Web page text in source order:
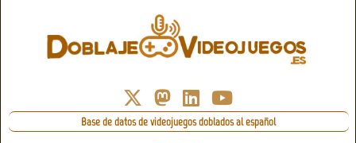
Base de datos de videojuegos doblados al español